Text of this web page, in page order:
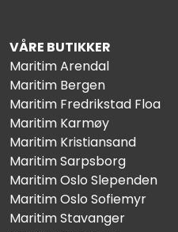
VÅRE BUTIKKER
Maritim Arendal
Maritim Bergen
Maritim Fredrikstad Floa
Maritim Karmøy
Maritim Kristiansand
Maritim Sarpsborg
Maritim Oslo Slependen
Maritim Oslo Sofiemyr
Maritim Stavanger